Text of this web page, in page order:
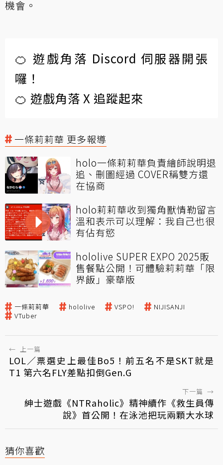
機會。
🍊 遊戲角落 Discord 伺服器開張
囉！
🍊 遊戲角落 X 追蹤起來
一條莉莉華 更多報導
holo一條莉莉華負責繪師說明退
追、刪圖經過 COVER稱雙方還
在協商
holo莉莉華收到獨角獸情勒留言
溫和表示可以理解：我自己也很
有佔有慾
hololive SUPER EXPO 2025販
售餐點公開！可體驗莉莉華「限
界飯」豪華版
一條莉莉華 hololive VSPO!
NIJISANJI
VTuber
← 上一篇
LOL／票選史上最佳Bo5！前五名不是SKT就是
T1 第六名FLY差點扣倒Gen.G
下一篇 →
紳士遊戲《NTRaholic》精神續作《救生員傳
說》首公開！在泳池把玩兩顆大水球
猜你喜歡